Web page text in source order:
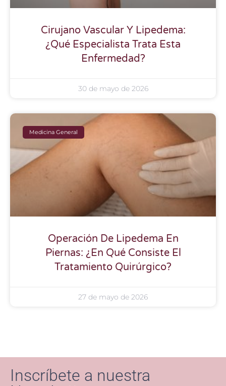
Cirujano Vascular Y Lipedema:
¿Qué Especialista Trata Esta
Enfermedad?
30 de mayo de 2026
Medicina General
Operación De Lipedema En
Piernas: ¿En Qué Consiste El
Tratamiento Quirúrgico?
27 de mayo de 2026
Inscríbete a nuestra